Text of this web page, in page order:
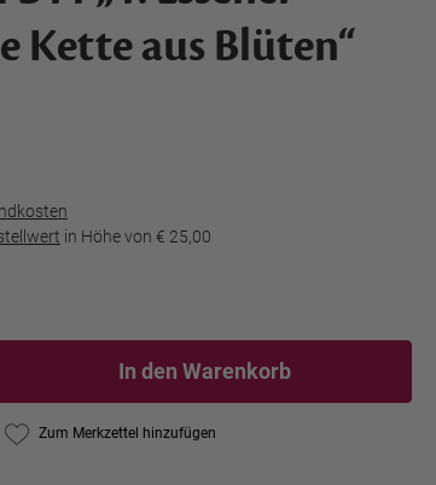
Kette aus Blüten“
in Höhe von € 25,00
In den Warenkorb
Zum Merkzettel hinzufügen